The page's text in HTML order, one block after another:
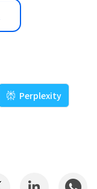
Perplexity